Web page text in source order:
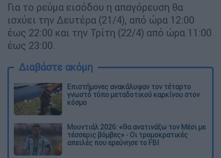
Για το ρεύμα εισόδου η απαγόρευση θα
ισχύει την Δευτέρα (21/4), από ώρα 12:00
έως 22:00 και την Τρίτη (22/4) από ώρα 11:00
έως 23:00.
Διαβάστε ακόμη
Επιστήμονες ανακάλυψαν τον τέταρτο
γνωστό τύπο μεταδοτικού καρκίνου στον
κόσμο
Μουντιάλ 2026: «Θα ανατινάξω τον Μέσι με
τέσσερις βόμβες» - Οι τρομοκρατικές
απειλές που ερεύνησε το FBI